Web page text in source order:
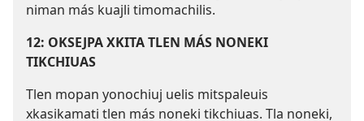
niman más kuajli timomachilis.
12: OKSEJPA XKITA TLEN MÁS NONEKI
TIKCHIUAS
Tlen mopan yonochiuj uelis mitspaleuis
xkasikamati tlen más noneki tikchiuas. Tla noneki,